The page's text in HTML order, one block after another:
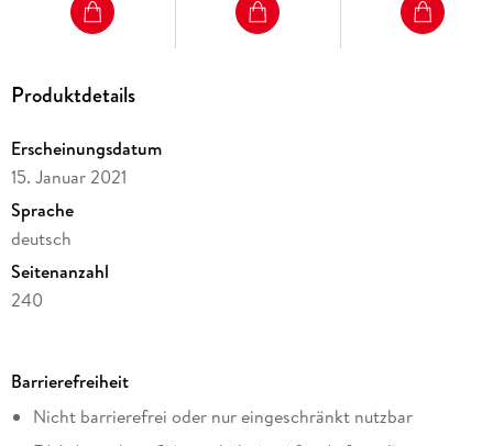
Produktdetails
Erscheinungsdatum
15. Januar 2021
Sprache
deutsch
Seitenanzahl
240
Autor/Autorin
Peter Jöckel, Heinz-Josef Sprengkamp, Jessica
Barrierefreiheit
Nicht barrierefrei oder nur eingeschränkt nutzbar